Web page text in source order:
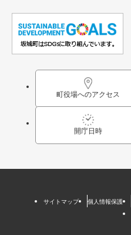
町役場へのアクセス
開庁日時
サイトマップ 個人情報保護